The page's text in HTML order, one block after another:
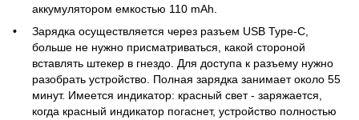
аккумулятором емкостью 110 mAh.
Зарядка осуществляется через разъем USB Type-C,
больше не нужно присматриваться, какой стороной
вставлять штекер в гнездо. Для доступа к разъему нужно
разобрать устройство. Полная зарядка занимает около 55
минут. Имеется индикатор: красный свет - заряжается,
когда красный индикатор погаснет, устройство полностью